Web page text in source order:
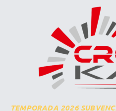
TEMPORADA 2026